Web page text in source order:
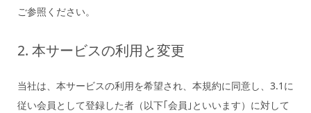
ご参照ください。
2. 本サービスの利用と変更
当社は、本サービスの利用を希望され、本規約に同意し、3.1に
従い会員として登録した者（以下｢会員｣といいます）に対して